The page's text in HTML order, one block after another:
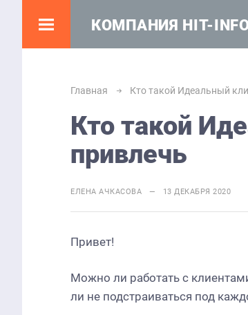
КОМПАНИЯ HIT-
Главная Кто такой Идеальный
Кто такой
привлечь
ЕЛЕНА АЧКАСОВА — 13 ДЕКАБРЯ 2020
Привет!
Можно ли работать с
ли не подстраиваться под